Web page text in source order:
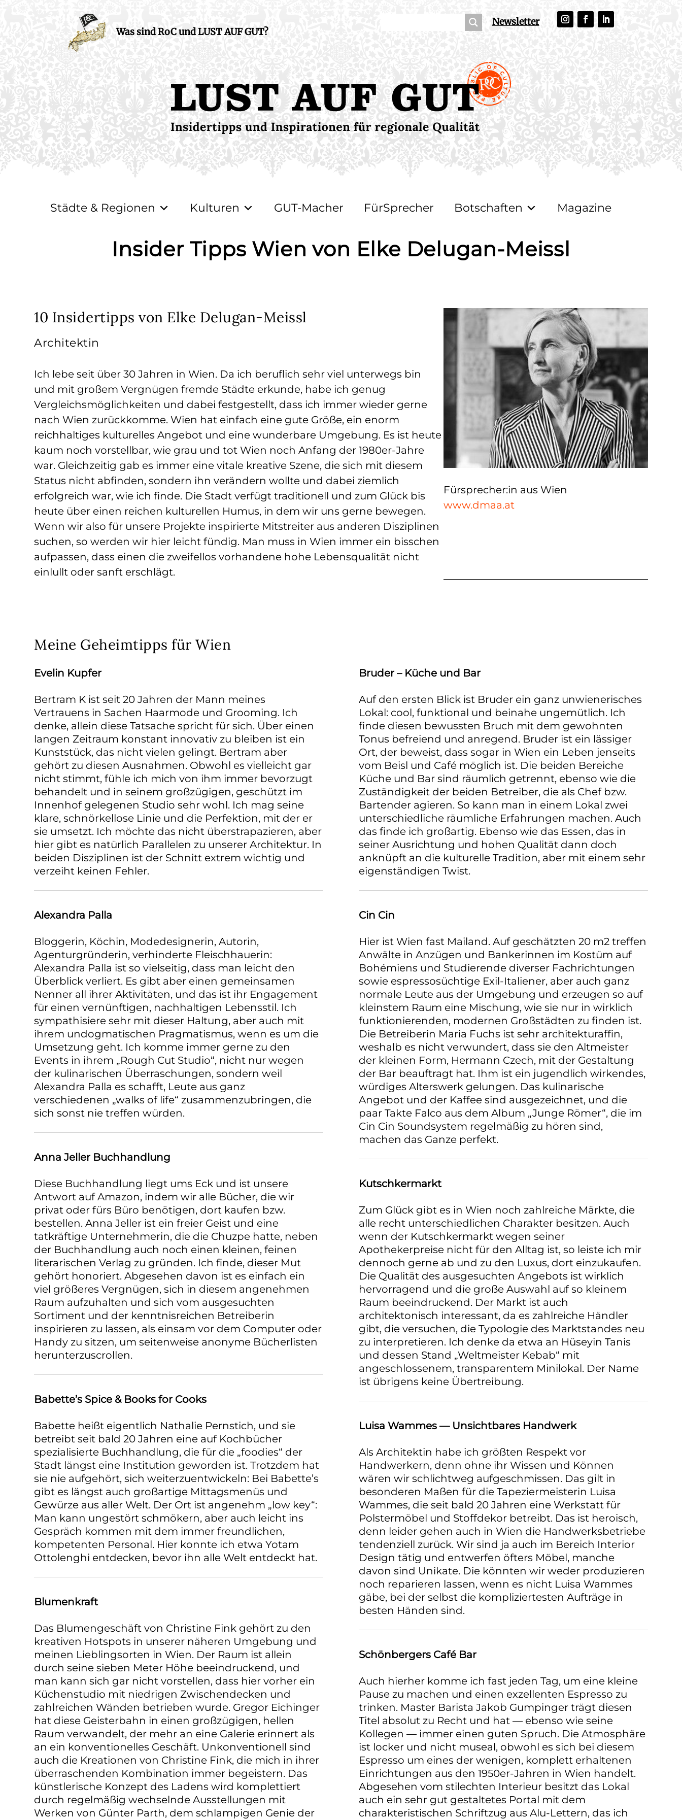
Was sind RoC und LUST AUF GUT?
Newsletter
Städte & Regionen Kulturen GUT-Macher FürSprecher Botschaften Magazine
Insider Tipps Wien von Elke Delugan-Meissl
10 Insidertipps von Elke Delugan-Meissl
Architektin
Ich lebe seit über 30 Jahren in Wien. Da ich beruflich sehr viel unterwegs bin
und mit großem Vergnügen fremde Städte erkunde, habe ich genug
Vergleichsmöglichkeiten und dabei festgestellt, dass ich immer wieder gerne
nach Wien zurückkomme. Wien hat einfach eine gute Größe, ein enorm
reichhaltiges kulturelles Angebot und eine wunderbare Umgebung. Es ist heute
kaum noch vorstellbar, wie grau und tot Wien noch Anfang der 1980er-Jahre
war. Gleichzeitig gab es immer eine vitale kreative Szene, die sich mit diesem
Status nicht abfinden, sondern ihn verändern wollte und dabei ziemlich
erfolgreich war, wie ich finde. Die Stadt verfügt traditionell und zum Glück bis
heute über einen reichen kulturellen Humus, in dem wir uns gerne bewegen.
Wenn wir also für unsere Projekte inspirierte Mitstreiter aus anderen Disziplinen
suchen, so werden wir hier leicht fündig. Man muss in Wien immer ein bisschen
aufpassen, dass einen die zweifellos vorhandene hohe Lebensqualität nicht
einlullt oder sanft erschlägt.
Fürsprecher:in aus Wien
www.dmaa.at
Meine Geheimtipps für Wien
Evelin Kupfer
Bertram K ist seit 20 Jahren der Mann meines
Vertrauens in Sachen Haarmode und Grooming. Ich
denke, allein diese Tatsache spricht für sich. Über einen
langen Zeitraum konstant innovativ zu bleiben ist ein
Kunststück, das nicht vielen gelingt. Bertram aber
gehört zu diesen Ausnahmen. Obwohl es vielleicht gar
nicht stimmt, fühle ich mich von ihm immer bevorzugt
behandelt und in seinem großzügigen, geschützt im
Innenhof gelegenen Studio sehr wohl. Ich mag seine
klare, schnörkellose Linie und die Perfektion, mit der er
sie umsetzt. Ich möchte das nicht überstrapazieren, aber
hier gibt es natürlich Parallelen zu unserer Architektur. In
beiden Disziplinen ist der Schnitt extrem wichtig und
verzeiht keinen Fehler.
Alexandra Palla
Bloggerin, Köchin, Modedesignerin, Autorin,
Agenturgründerin, verhinderte Fleischhauerin:
Alexandra Palla ist so vielseitig, dass man leicht den
Überblick verliert. Es gibt aber einen gemeinsamen
Nenner all ihrer Aktivitäten, und das ist ihr Engagement
für einen vernünftigen, nachhaltigen Lebensstil. Ich
sympathisiere sehr mit dieser Haltung, aber auch mit
ihrem undogmatischen Pragmatismus, wenn es um die
Umsetzung geht. Ich komme immer gerne zu den
Events in ihrem „Rough Cut Studio“, nicht nur wegen
der kulinarischen Überraschungen, sondern weil
Alexandra Palla es schafft, Leute aus ganz
verschiedenen „walks of life“ zusammenzubringen, die
sich sonst nie treffen würden.
Anna Jeller Buchhandlung
Diese Buchhandlung liegt ums Eck und ist unsere
Antwort auf Amazon, indem wir alle Bücher, die wir
privat oder fürs Büro benötigen, dort kaufen bzw.
bestellen. Anna Jeller ist ein freier Geist und eine
tatkräftige Unternehmerin, die die Chuzpe hatte, neben
der Buchhandlung auch noch einen kleinen, feinen
literarischen Verlag zu gründen. Ich finde, dieser Mut
gehört honoriert. Abgesehen davon ist es einfach ein
viel größeres Vergnügen, sich in diesem angenehmen
Raum aufzuhalten und sich vom ausgesuchten
Sortiment und der kenntnisreichen Betreiberin
inspirieren zu lassen, als einsam vor dem Computer oder
Handy zu sitzen, um seitenweise anonyme Bücherlisten
herunterzuscrollen.
Babette’s Spice & Books for Cooks
Babette heißt eigentlich Nathalie Pernstich, und sie
betreibt seit bald 20 Jahren eine auf Kochbücher
spezialisierte Buchhandlung, die für die „foodies“ der
Stadt längst eine Institution geworden ist. Trotzdem hat
sie nie aufgehört, sich weiterzuentwickeln: Bei Babette’s
gibt es längst auch großartige Mittagsmenüs und
Gewürze aus aller Welt. Der Ort ist angenehm „low key“:
Man kann ungestört schmökern, aber auch leicht ins
Gespräch kommen mit dem immer freundlichen,
kompetenten Personal. Hier konnte ich etwa Yotam
Ottolenghi entdecken, bevor ihn alle Welt entdeckt hat.
Blumenkraft
Das Blumengeschäft von Christine Fink gehört zu den
kreativen Hotspots in unserer näheren Umgebung und
meinen Lieblingsorten in Wien. Der Raum ist allein
durch seine sieben Meter Höhe beeindruckend, und
man kann sich gar nicht vorstellen, dass hier vorher ein
Küchenstudio mit niedrigen Zwischendecken und
zahlreichen Wänden betrieben wurde. Gregor Eichinger
hat diese Geisterbahn in einen großzügigen, hellen
Raum verwandelt, der mehr an eine Galerie erinnert als
an ein konventionelles Geschäft. Unkonventionell sind
auch die Kreationen von Christine Fink, die mich in ihrer
überraschenden Kombination immer begeistern. Das
künstlerische Konzept des Ladens wird komplettiert
durch regelmäßig wechselnde Ausstellungen mit
Werken von Günter Parth, dem schlampigen Genie der
Bruder – Küche und Bar
Auf den ersten Blick ist Bruder ein ganz unwienerisches
Lokal: cool, funktional und beinahe ungemütlich. Ich
finde diesen bewussten Bruch mit dem gewohnten
Tonus befreiend und anregend. Bruder ist ein lässiger
Ort, der beweist, dass sogar in Wien ein Leben jenseits
vom Beisl und Café möglich ist. Die beiden Bereiche
Küche und Bar sind räumlich getrennt, ebenso wie die
Zuständigkeit der beiden Betreiber, die als Chef bzw.
Bartender agieren. So kann man in einem Lokal zwei
unterschiedliche räumliche Erfahrungen machen. Auch
das finde ich großartig. Ebenso wie das Essen, das in
seiner Ausrichtung und hohen Qualität dann doch
anknüpft an die kulturelle Tradition, aber mit einem sehr
eigenständigen Twist.
Cin Cin
Hier ist Wien fast Mailand. Auf geschätzten 20 m2 treffen
Anwälte in Anzügen und Bankerinnen im Kostüm auf
Bohémiens und Studierende diverser Fachrichtungen
sowie espressosüchtige Exil-Italiener, aber auch ganz
normale Leute aus der Umgebung und erzeugen so auf
kleinstem Raum eine Mischung, wie sie nur in wirklich
funktionierenden, modernen Großstädten zu finden ist.
Die Betreiberin Maria Fuchs ist sehr architekturaffin,
weshalb es nicht verwundert, dass sie den Altmeister
der kleinen Form, Hermann Czech, mit der Gestaltung
der Bar beauftragt hat. Ihm ist ein jugendlich wirkendes,
würdiges Alterswerk gelungen. Das kulinarische
Angebot und der Kaffee sind ausgezeichnet, und die
paar Takte Falco aus dem Album „Junge Römer“, die im
Cin Cin Soundsystem regelmäßig zu hören sind,
machen das Ganze perfekt.
Kutschkermarkt
Zum Glück gibt es in Wien noch zahlreiche Märkte, die
alle recht unterschiedlichen Charakter besitzen. Auch
wenn der Kutschkermarkt wegen seiner
Apothekerpreise nicht für den Alltag ist, so leiste ich mir
dennoch gerne ab und zu den Luxus, dort einzukaufen.
Die Qualität des ausgesuchten Angebots ist wirklich
hervorragend und die große Auswahl auf so kleinem
Raum beeindruckend. Der Markt ist auch
architektonisch interessant, da es zahlreiche Händler
gibt, die versuchen, die Typologie des Marktstandes neu
zu interpretieren. Ich denke da etwa an Hüseyin Tanis
und dessen Stand „Weltmeister Kebab“ mit
angeschlossenem, transparentem Minilokal. Der Name
ist übrigens keine Übertreibung.
Luisa Wammes — Unsichtbares Handwerk
Als Architektin habe ich größten Respekt vor
Handwerkern, denn ohne ihr Wissen und Können
wären wir schlichtweg aufgeschmissen. Das gilt in
besonderen Maßen für die Tapeziermeisterin Luisa
Wammes, die seit bald 20 Jahren eine Werkstatt für
Polstermöbel und Stoffdekor betreibt. Das ist heroisch,
denn leider gehen auch in Wien die Handwerksbetriebe
tendenziell zurück. Wir sind ja auch im Bereich Interior
Design tätig und entwerfen öfters Möbel, manche
davon sind Unikate. Die könnten wir weder produzieren
noch reparieren lassen, wenn es nicht Luisa Wammes
gäbe, bei der selbst die kompliziertesten Aufträge in
besten Händen sind.
Schönbergers Café Bar
Auch hierher komme ich fast jeden Tag, um eine kleine
Pause zu machen und einen exzellenten Espresso zu
trinken. Master Barista Jakob Gumpinger trägt diesen
Titel absolut zu Recht und hat — ebenso wie seine
Kollegen — immer einen guten Spruch. Die Atmosphäre
ist locker und nicht museal, obwohl es sich bei diesem
Espresso um eines der wenigen, komplett erhaltenen
Einrichtungen aus den 1950er-Jahren in Wien handelt.
Abgesehen vom stilechten Interieur besitzt das Lokal
auch ein sehr gut gestaltetes Portal mit dem
charakteristischen Schriftzug aus Alu-Lettern, das ich